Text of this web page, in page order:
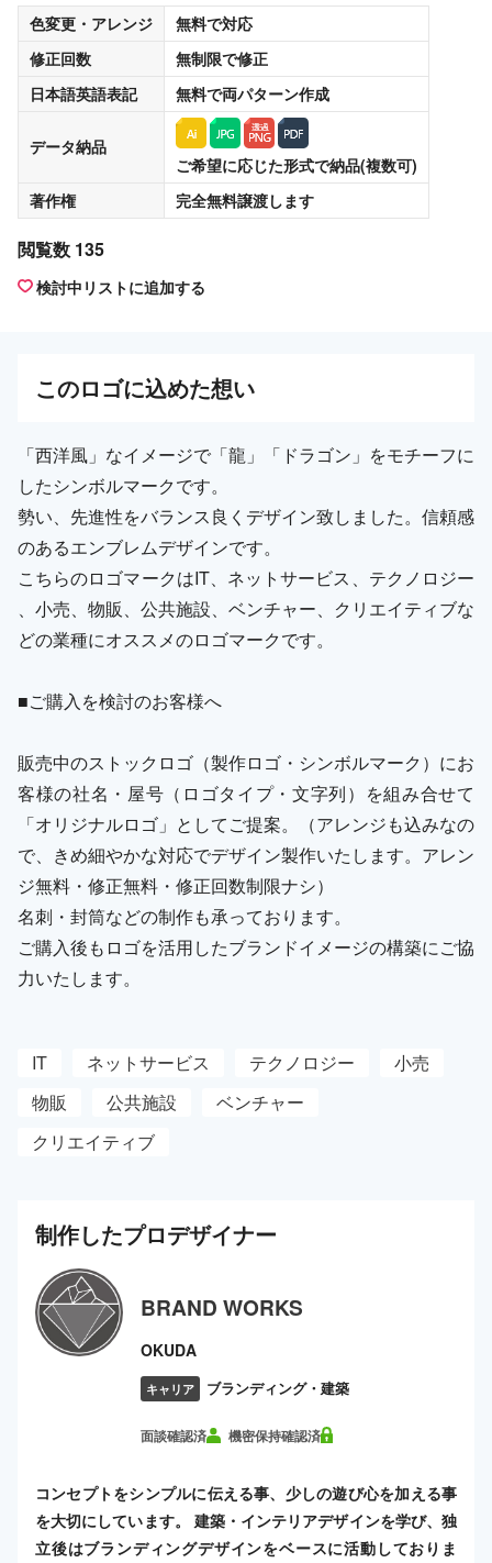
色変更・アレンジ
無料で対応
修正回数
無制限で修正
日本語英語表記
無料で両パターン作成
データ納品
ご希望に応じた形式で納品(複数可)
著作権
完全無料譲渡します
閲覧数 135
検討中リストに追加する
このロゴに込めた想い
「西洋風」なイメージで「龍」「ドラゴン」をモチーフに
したシンボルマークです。
勢い、先進性をバランス良くデザイン致しました。信頼感
のあるエンブレムデザインです。
こちらのロゴマークはIT、ネットサービス、テクノロジー
、小売、物販、公共施設、ベンチャー、クリエイティブな
どの業種にオススメのロゴマークです。
■ご購入を検討のお客様へ
販売中のストックロゴ（製作ロゴ・シンボルマーク）にお
客様の社名・屋号（ロゴタイプ・文字列）を組み合せて
「オリジナルロゴ」としてご提案。（アレンジも込みなの
で、きめ細やかな対応でデザイン製作いたします。アレン
ジ無料・修正無料・修正回数制限ナシ）
名刺・封筒などの制作も承っております。
ご購入後もロゴを活用したブランドイメージの構築にご協
力いたします。
IT ネットサービス テクノロジー
小売
物販
公共施設
ベンチャー
クリエイティブ
制作したプロデザイナー
BRAND WORKS
OKUDA
キャリア ブランディング・建築
面談確認済 機密保持確認済
コンセプトをシンプルに伝える事、少しの遊び心を加える事
を大切にしています。 建築・インテリアデザインを学び、独
立後はブランディングデザインをベースに活動しておりま